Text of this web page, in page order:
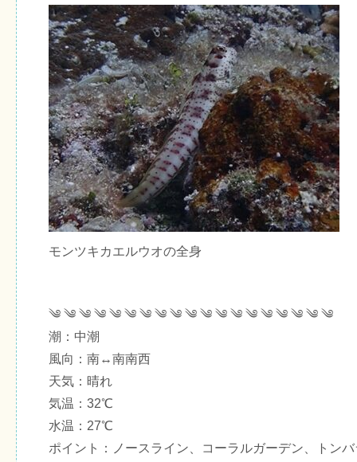
モンツキカエルウオの全身
༄ ༄ ༄ ༄ ༄ ༄ ༄ ༄ ༄ ༄ ༄ ༄ ༄ ༄ ༄ ༄ ༄ ༄ ༄
潮：中潮
風向：南↔南南西
天気：晴れ
気温：32℃
水温：27℃
ポイント：ノースライン、コーラルガーデン、トン